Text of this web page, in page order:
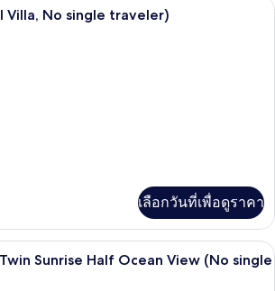
ห้องซูพีเรียสวีท (Pool Villa, No single
Villa, No single traveler)
เลือกวันที่เพื่อดูราคา
(Suncruise) Deluxe Twin Sunrise
Sunrise Half Ocean View (No single